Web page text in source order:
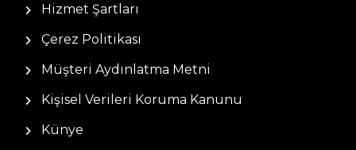
Hizmet Şartları
Çerez Politikası
Müşteri Aydınlatma Metni
Kişisel Verileri Koruma Kanunu
Künye